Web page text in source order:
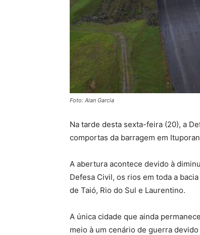
Foto: Alan Garcia
Na tarde desta sexta-feira (20), a
comportas da barragem em
A abertura acontece devido à
Defesa Civil, os rios em toda a
de Taió, Rio do Sul e Laurentino.
A única cidade que ainda
meio à um cenário de guerra